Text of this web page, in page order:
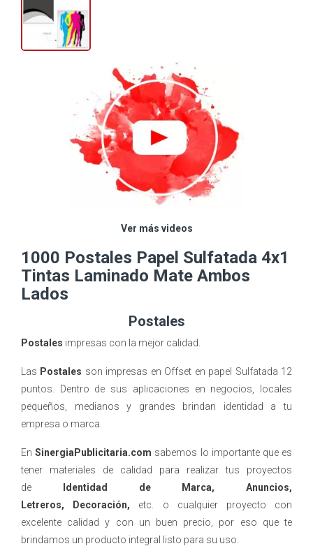
Ver más videos
1000 Postales Papel Sulfatada 4x1
Tintas Laminado Mate Ambos
Lados
Postales
Postales impresas con la mejor calidad.
Las Postales son impresas en Offset en papel Sulfatada 12
puntos. Dentro de sus aplicaciones en negocios, locales
pequeños, medianos y grandes brindan identidad a tu
empresa o marca.
EnSinergiaPublicitaria.com sabemos lo importante que es
tener materiales de calidad para realizar tus proyectos
de
Identidad de Marca, Anuncios,
Letreros, Decoración, etc. o cualquier proyecto con
excelente calidad y con un buen precio, por eso que te
brindamos un producto integral listo para su uso.